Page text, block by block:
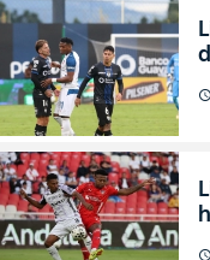
schedule
schedule